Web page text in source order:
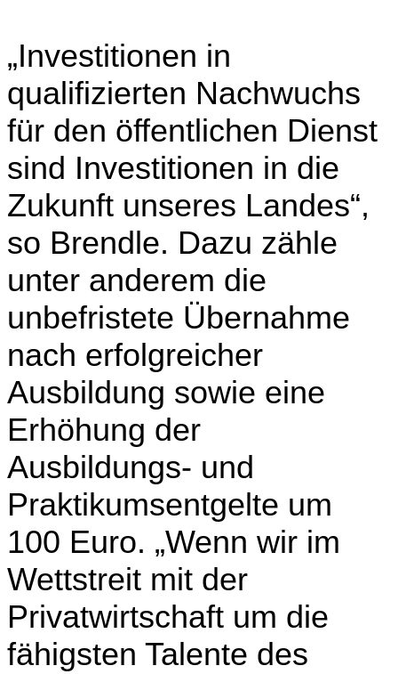
„Investitionen in
qualifizierten Nachwuchs
für den öffentlichen Dienst
sind Investitionen in die
Zukunft unseres Landes“,
so Brendle. Dazu zähle
unter anderem die
unbefristete Übernahme
nach erfolgreicher
Ausbildung sowie eine
Erhöhung der
Ausbildungs- und
Praktikumsentgelte um
100 Euro. „Wenn wir im
Wettstreit mit der
Privatwirtschaft um die
fähigsten Talente des